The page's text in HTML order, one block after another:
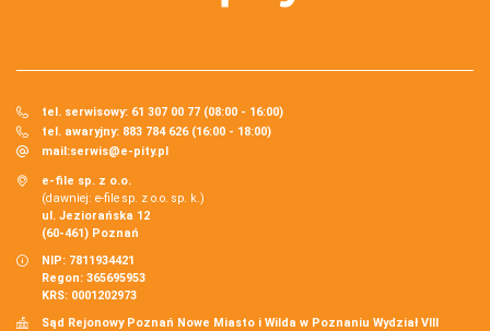
tel. serwisowy: 61 307 00 77 (08:00 - 16:00)
tel. awaryjny: 883 784 626 (16:00 - 18:00)
mail:serwis@e-pity.pl
e-file sp. z o.o.
(dawniej: e-file sp. z o.o. sp. k.)
ul. Jeziorańska 12
(60-461) Poznań
NIP: 7811934421
Regon: 365695953
KRS: 0001202973
Sąd Rejonowy Poznań Nowe Miasto i Wilda w Poznaniu Wydział VIII